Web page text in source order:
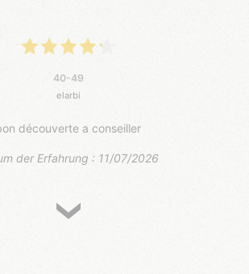
40-49
elarbi
découverte a conseiller
der Erfahrung : 11/07/2026